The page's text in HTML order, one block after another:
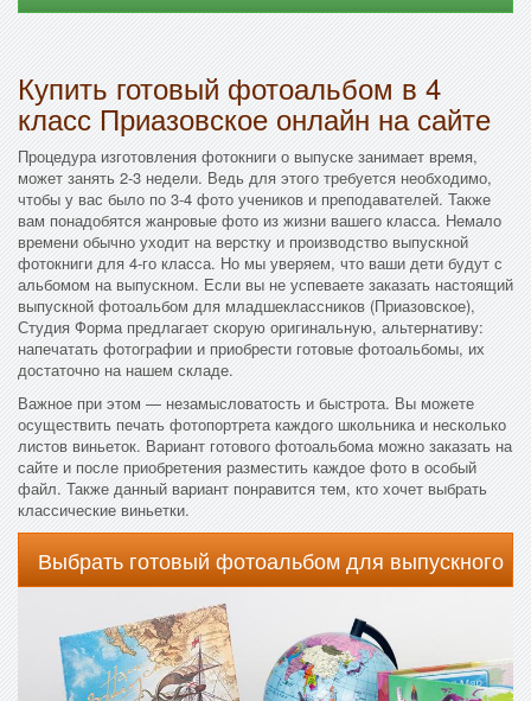
Купить готовый фотоальбом в 4
класс Приазовское онлайн на сайте
Процедура изготовления фотокниги о выпуске занимает время,
может занять 2-3 недели. Ведь для этого требуется необходимо,
чтобы у вас было по 3-4 фото учеников и преподавателей. Также
вам понадобятся жанровые фото из жизни вашего класса. Немало
времени обычно уходит на верстку и производство выпускной
фотокниги для 4-го класса. Но мы уверяем, что ваши дети будут с
альбомом на выпускном. Если вы не успеваете заказать настоящий
выпускной фотоальбом для младшеклассников (Приазовское),
Студия Форма предлагает скорую оригинальную, альтернативу:
напечатать фотографии и приобрести готовые фотоальбомы, их
достаточно на нашем складе.
Важное при этом — незамысловатость и быстрота. Вы можете
осуществить печать фотопортрета каждого школьника и несколько
листов виньеток. Вариант готового фотоальбома можно заказать на
сайте и после приобретения разместить каждое фото в особый
файл. Также данный вариант понравится тем, кто хочет выбрать
классические виньетки.
Выбрать готовый фотоальбом для выпускного